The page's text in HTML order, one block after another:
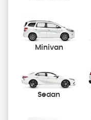
Minivan
Sedan